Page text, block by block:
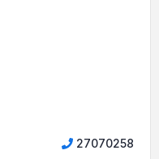
27070258